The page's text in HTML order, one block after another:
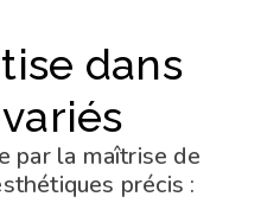
dans
par la maîtrise de
précis :